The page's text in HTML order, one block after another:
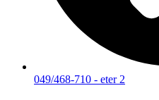
049/468-710 - eter 2